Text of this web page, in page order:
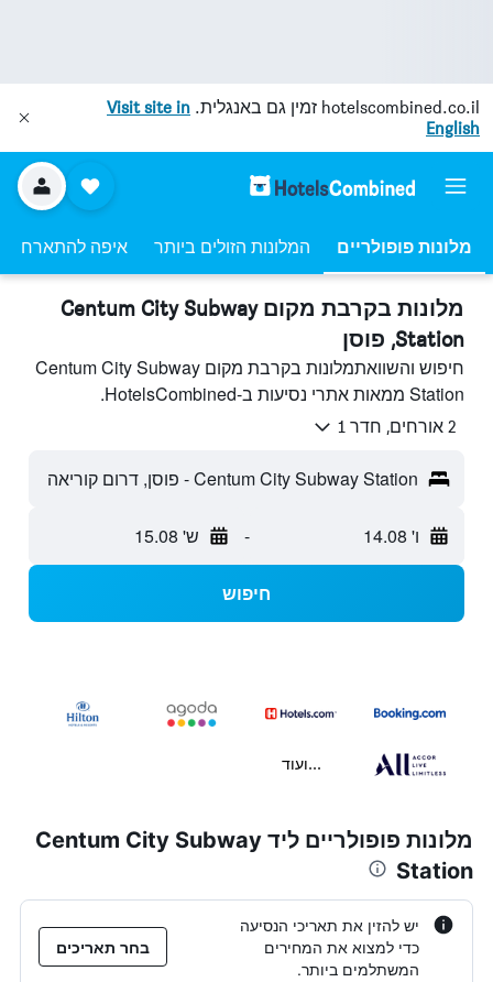
hotelscombined.co.il זמין גם באנגלית. Visit site in
English
מלונות פופולריים המלונות הזולים ביותר איפה להתארח
מלונות בקרבת מקום Centum City Subway
Station, פוסן
חיפוש והשוואתמלונות בקרבת מקום Centum City Subway
Station ממאות אתרי נסיעות ב-HotelsCombined.
2 אורחים, חדר 1
Centum City Subway Station - פוסן, דרום קוריאה
ו' 14.08 - ש' 15.08
חיפוש
...ועוד
מלונות פופולריים ליד Centum City Subway
Station
יש להזין את תאריכי הנסיעה
כדי למצוא את המחירים
המשתלמים ביותר.
בחר תאריכים